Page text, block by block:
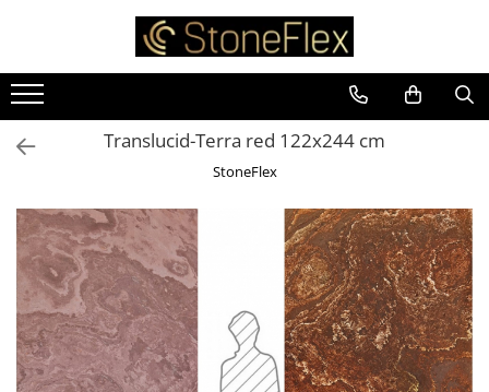
Translucid-Terra red 122x244 cm
StoneFlex